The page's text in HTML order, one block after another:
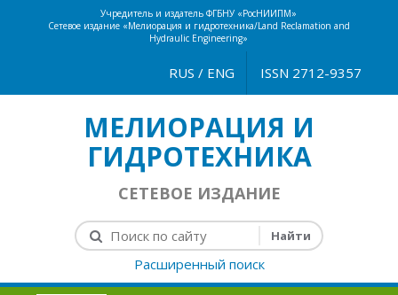
Учредитель и издатель ФГБНУ «РосНИИПМ»
Сетевое издание «Мелиорация и гидротехника/Land Reclamation and
Hydraulic Engineering»
ISSN 2712-9357
RUS / ENG
МЕЛИОРАЦИЯ И
ГИДРОТЕХНИКА
СЕТЕВОЕ ИЗДАНИЕ
Расширенный поиск